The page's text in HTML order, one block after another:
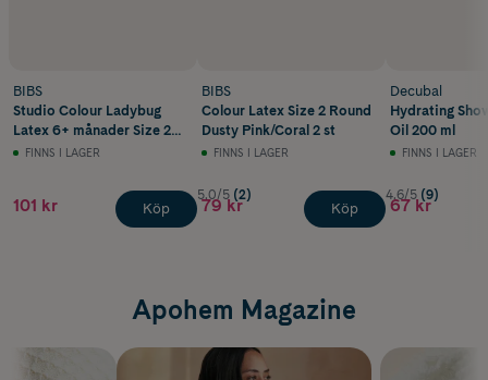
BIBS
Studio Colour Ladybug
Latex 6+ månader Size 2
Blush Mix 2 st
FINNS I LAGER
101 kr Köp
BIBS
Colour Latex Size 2 Round
Dusty Pink/Coral 2 st
FINNS I LAGER
5.0/5 (2)
79 kr Köp
Decubal
Hydrating
Oil 200 ml
FINNS I LAGER
4.6/5 (9)
67 kr
Apohem Magazine